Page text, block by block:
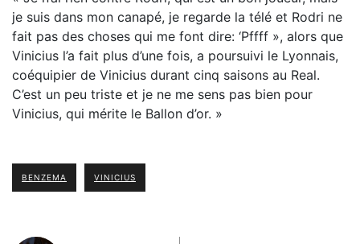
je suis dans mon canapé, je regarde la télé et Rodri ne
fait pas des choses qui me font dire: ‘Pffff », alors que
Vinicius l’a fait plus d’une fois, a poursuivi le Lyonnais,
coéquipier de Vinicius durant cinq saisons au Real.
C’est un peu triste et je ne me sens pas bien pour
Vinicius, qui mérite le Ballon d’or. »
BENZEMA VINICIUS